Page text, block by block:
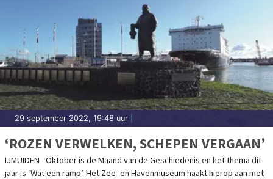
29 september 2022, 19:48 uur
‘ROZEN VERWELKEN, SCHEPEN VERGAAN’
IJMUIDEN - Oktober is de Maand van de Geschiedenis en het thema dit
jaar is ‘Wat een ramp’. Het Zee- en Havenmuseum haakt hierop aan met